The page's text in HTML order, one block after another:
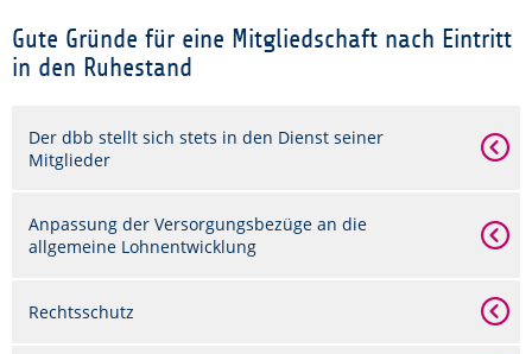
Gute Gründe für eine Mitgliedschaft nach Eintritt
in den Ruhestand
Der dbb stellt sich stets in den Dienst seiner
Mitglieder
Anpassung der Versorgungsbezüge an die
allgemeine Lohnentwicklung
Rechtsschutz